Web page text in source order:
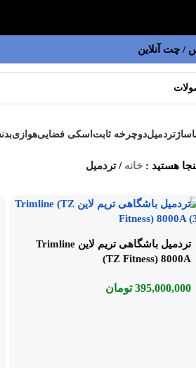
/ چت آنلاین
تردمیلدوچرخه ثابت اسکی فضاییهوازی
هستید : خانه /تردمیل
تردمیل باشگاهی تریم لاین Trimline
(TZ Fitness) 8000A
395,000,000 تومان